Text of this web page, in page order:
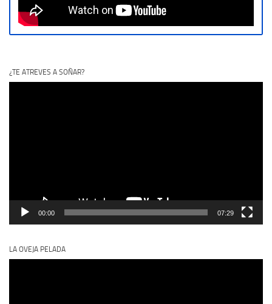
¿TE ATREVES A SOÑAR?
00:00 07:29
LA OVEJA PELADA